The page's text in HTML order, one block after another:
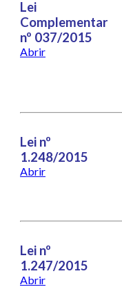
Lei
Complementar
nº 037/2015
Abrir
Lei nº
1.248/2015
Abrir
Lei nº
1.247/2015
Abrir